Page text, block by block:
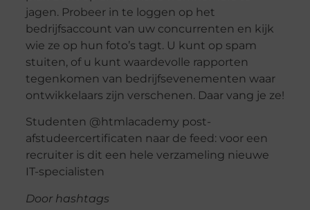
jagen. Probeer in te loggen op het
bedrijfsaccount van uw concurrenten en kijk
wie ze op hun foto’s tagt. U kunt op spam
stuiten, of u kunt waardevolle rapporten
tegenkomen van bedrijfsevenementen waar
ontwikkelaars zijn verschenen. Daar vang je ze!
Studenten @htmlacademy post-
afstudeercertificaten naar de feed: voor een
recruiter is dit een hele verzameling nieuwe
IT-specialisten
Door hashtags